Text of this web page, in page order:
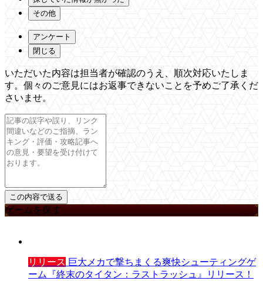
その他
アンケート
閉じる
いただいた内容は担当者が確認のうえ、順次対応いたしま
す。個々のご意見にはお返事できないことを予めご了承くだ
さいませ。
ゲームを探す
リリース 巨大メカで撃ちまくる爽快シューティングゲ
ーム『終末のタイタン：ラストラッシュ』リリース！